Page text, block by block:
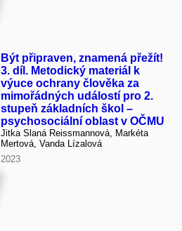
Být připraven, znamená přežít!
3. díl. Metodický materiál k
výuce ochrany člověka za
mimořádných událostí pro 2.
stupeň základních škol –
psychosociální oblast v OČMU
Jitka Slaná Reissmannová, Markéta
Mertová, Vanda Lízalová
2023